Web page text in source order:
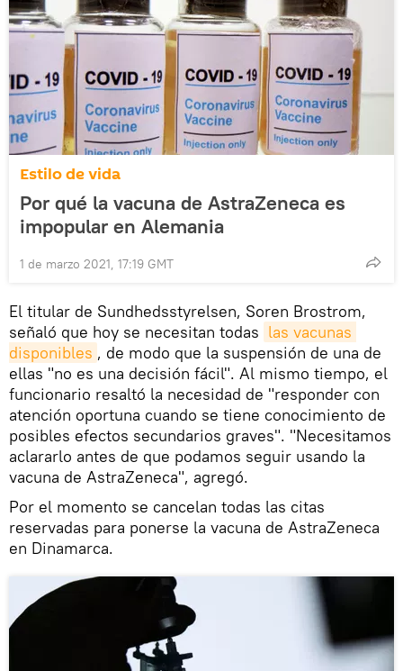
Estilo de vida
Por qué la vacuna de AstraZeneca es
impopular en Alemania
1 de marzo 2021, 17:19 GMT
El titular de Sundhedsstyrelsen, Soren Brostrom,
señaló que hoy se necesitan todas las vacunas
disponibles , de modo que la suspensión de una de
ellas "no es una decisión fácil". Al mismo tiempo, el
funcionario resaltó la necesidad de "responder con
atención oportuna cuando se tiene conocimiento de
posibles efectos secundarios graves". "Necesitamos
aclararlo antes de que podamos seguir usando la
vacuna de AstraZeneca", agregó.
Por el momento se cancelan todas las citas
reservadas para ponerse la vacuna de AstraZeneca
en Dinamarca.